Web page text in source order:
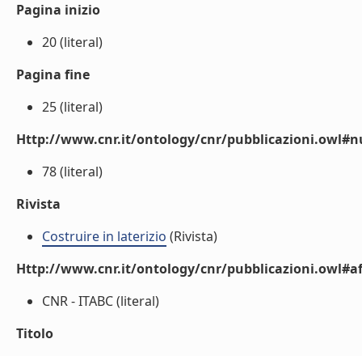
Pagina inizio
20 (literal)
Pagina fine
25 (literal)
Http://www.cnr.it/ontology/cnr/
78 (literal)
Rivista
Costruire in laterizio (Rivista)
Http://www.cnr.it/ontology/cnr/
CNR - ITABC (literal)
Titolo